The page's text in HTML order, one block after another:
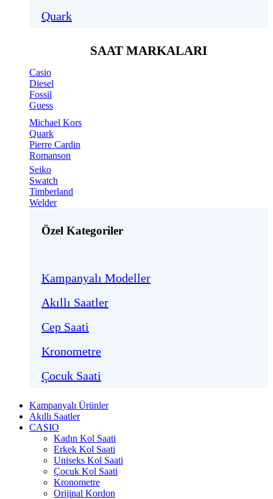
Quark
SAAT MARKALARI
Casio
Diesel
Fossil
Guess
Michael Kors
Quark
Pierre Cardin
Romanson
Seiko
Swatch
Timberland
Welder
Özel Kategoriler
Kampanyalı Modeller
Akıllı Saatler
Cep Saati
Kronometre
Çocuk Saati
Kampanyalı Ürünler
Akıllı Saatler
CASIO
Kadın Kol Saati
Erkek Kol Saati
Uniseks Kol Saati
Çocuk Kol Saati
Kronometre
Orijinal Kordon